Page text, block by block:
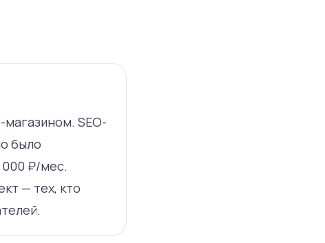
SEO-
было
₽/мес.
— тех, кто